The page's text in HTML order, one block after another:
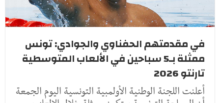
في مقدمتهم الحفناوي والجوادي: تونس
ممثلة بـ5 سباحين في الألعاب المتوسطية
تارنتو 2026
أعلنت اللجنة الوطنية الأولمبية التونسية اليوم الجمعة